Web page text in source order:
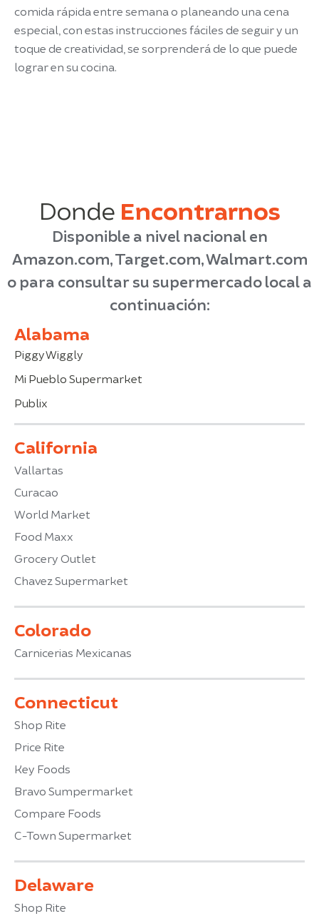
comida rápida entre semana o planeando una cena
especial, con estas instrucciones fáciles de seguir y un
toque de creatividad, se sorprenderá de lo que puede
lograr en su cocina.
Donde Encontrarnos
Disponible a nivel nacional en
Amazon.com, Target.com, Walmart.com
o para consultar su supermercado local a
continuación:
Alabama
Piggy Wiggly
Mi Pueblo Supermarket
Publix
California
Vallartas
Curacao
World Market
Food Maxx
Grocery Outlet
Chavez Supermarket
Colorado
Carnicerias Mexicanas
Connecticut
Shop Rite
Price Rite
Key Foods
Bravo Sumpermarket
Compare Foods
C-Town Supermarket
Delaware
Shop Rite